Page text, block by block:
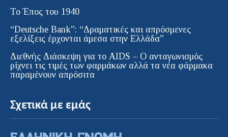
Το Έπος του 1940
“Deutsche Bank”: “Δραματικές και απρόσμενες
εξελίξεις έρχονται άμεσα στην Ελλάδα”
Διεθνής Διάσκεψη για το AIDS – Ο ανταγωνισμός
ρίχνει τις τιμές των φαρμάκων αλλά τα νέα φάρμακα
παραμένουν απρόσιτα
Σχετικά με εμάς